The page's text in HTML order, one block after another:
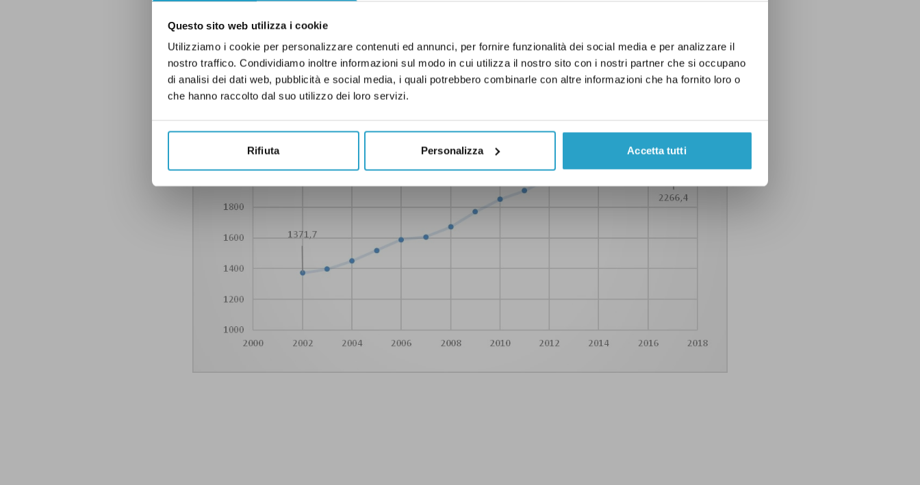
Questo sito web utilizza i cookie
Utilizziamo i cookie per personalizzare contenuti ed annunci, per fornire funzionalità dei social media e per analizzare il
nostro traffico. Condividiamo inoltre informazioni sul modo in cui utilizza il nostro sito con i nostri partner che si occupano
di analisi dei dati web, pubblicità e social media, i quali potrebbero combinarle con altre informazioni che ha fornito loro o
che hanno raccolto dal suo utilizzo dei loro servizi.
Rifiuta Personalizza Accetta tutti
corretto.